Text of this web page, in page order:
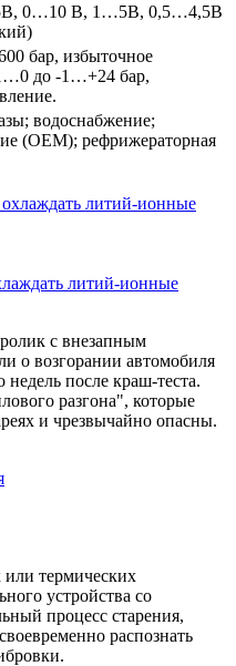
0…10 В, 1…5В, 0,5…4,5В
бар, избыточное
до -1…+24 бар,
водоснабжение;
(ОЕМ); рефрижераторная
литий-ионные
с внезапным
о возгорании автомобиля
после краш-теста.
разгона", которые
и чрезвычайно опасны.
термических
устройства со
процесс старения,
распознать